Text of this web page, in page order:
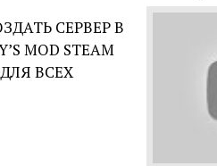
СЕРВЕР В
MOD STEAM
ДЛЯ ВСЕХ